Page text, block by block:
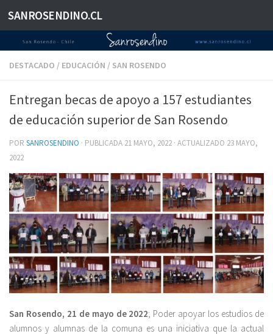
Saltar al contenido
SANROSENDINO.CL
DESTACADO / EDUCACIÓN / SAN ROSENDO
Entregan becas de apoyo a 157 estudiantes
de educación superior de San Rosendo
POR SANROSENDINO · PUBLICADA 21 MAYO, 2022 · ACTUALIZADO 23 MAYO,
2022
San Rosendo, 21 de mayo de 2022; Poder apoyar los estudios de
alumnos y alumnas de la comuna es una iniciativa que la actual